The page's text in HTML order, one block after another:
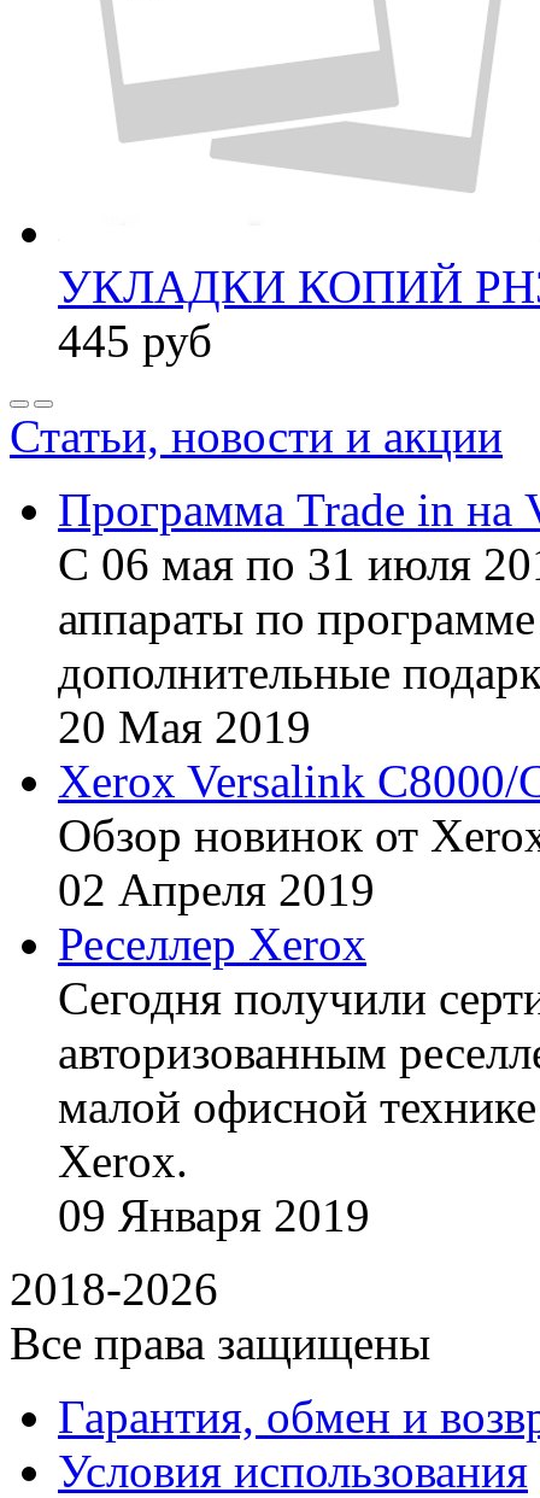
УКЛАДКИ КОПИЙ
445 руб
Статьи, новости и акции
Программа Trade in на
С 06 мая по 31 июля
аппараты по
дополнительные
20 Мая 2019
Xerox Versalink C8000/
Обзор новинок от
02 Апреля 2019
Реселлер Xerox
Сегодня получили
авторизованным
малой офисной
Xerox.
09 Января 2019
2018-2026
Все права защищены
Гарантия, обмен и
Условия использования